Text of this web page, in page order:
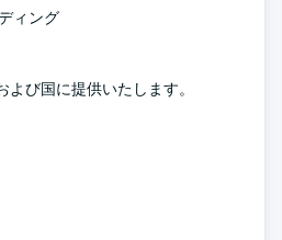
ィング
び国に提供いたします。